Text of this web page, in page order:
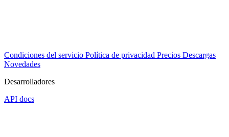
Condiciones del servicio Política de privacidad Precios Descargas
Novedades
Desarrolladores
API docs